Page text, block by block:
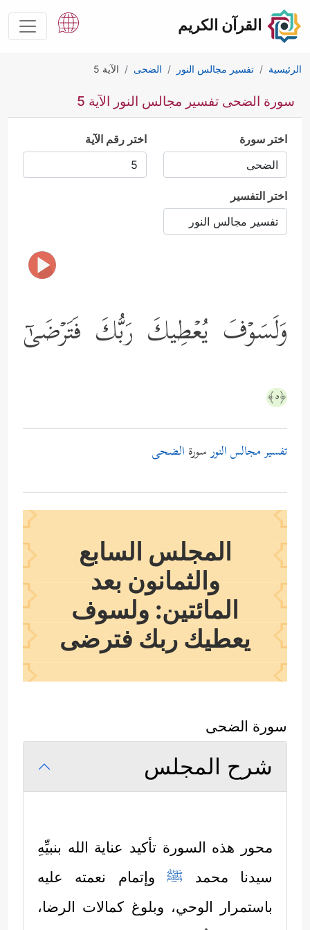
القرآن الكريم
الرئيسية تفسير مجالس النور الضحى الآية 5
سورة الضحى تفسير مجالس النور الآية 5
اختر سورة اختر رقم الآية
اختر التفسير
وَلَسَوۡفَ یُعۡطِیكَ رَبُّكَ فَتَرۡضَىٰۤ
﴿٥﴾
تفسير مجالس النورسورة الضحى
المجلس السابع
والثمانون بعد
المائتين: ولسوف
يعطيك ربك فترضى
سورة الضحى
شرح المجلس
محور هذه السورة تأكيد عناية الله بنبيِّهِ
سيدنا محمد ﷺوإتمام نعمته عليه
باستمرار الوحي، وبلوغ كمالات الرضا،